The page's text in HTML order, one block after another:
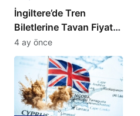
İngiltere’de Tren
Biletlerine Tavan Fiyat:
Ulaşımda Yeni
Düzenleme
4 ay önce